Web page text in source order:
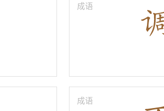
成语
成语